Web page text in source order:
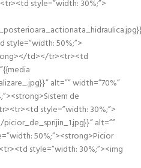
style=”width: 30%;”>
style=”width: 50%;”>
td></tr><tr><td
alt=”” width=”70%”
de
style=”width: 30%;”>
alt=””
50%;”><strong>Picior
style=”width: 30%;”><img